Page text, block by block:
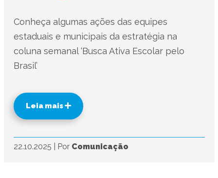
Conheça algumas ações das equipes
estaduais e municipais da estratégia na
coluna semanal ‘Busca Ativa Escolar pelo
Brasil’
Leia mais
22.10.2025 Por Comunicação